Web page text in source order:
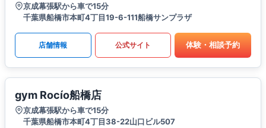
京成幕張駅から車で15分
千葉県船橋市本町4丁目19-6-111船橋サンプラザ
店舗情報 公式サイト 体験・相談予約
gym Rocío船橋店
京成幕張駅から車で15分
千葉県船橋市本町4丁目38-22山口ビル507